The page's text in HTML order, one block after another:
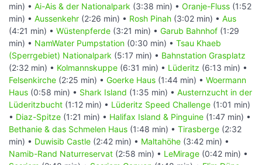
min) • Ai-Ais & der Nationalpark (3:38 min) • Oranje-Fluss (1:52
min) • Aussenkehr (2:26 min) • Rosh Pinah (3:02 min) • Aus
(4:21 min) • Wüstenpferde (3:21 min) • Garub Bahnhof (1:29
min) • NamWater Pumpstation (0:30 min) • Tsau Khaeb
(Sperrgebiet) Nationalpark (5:17 min) • Bahnstation Grasplatz
(2:32 min) • Kolmannskuppe (6:31 min) • Lüderitz (6:13 min) •
Felsenkirche (2:25 min) • Goerke Haus (1:44 min) • Woermann
Haus (0:58 min) • Shark Island (1:35 min) • Austernzucht in der
Lüderitzbucht (1:12 min) • Lüderitz Speed Challenge (1:01 min)
• Diaz-Spitze (1:21 min) • Halifax Island & Pinguine (1:47 min) •
Bethanie & das Schmelen Haus (1:48 min) • Tirasberge (2:32
min) • Duwisib Castle (2:42 min) • Maltahöhe (3:42 min) •
Namib-Rand Naturreservat (2:58 min) • LeMirage (0:42 min) •